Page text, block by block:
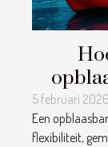
5 februari
Een
flexibiliteit,